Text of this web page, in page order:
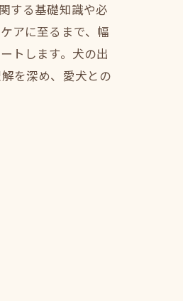
する基礎知識や必
アに至るまで、幅
トします。犬の出
を深め、愛犬との